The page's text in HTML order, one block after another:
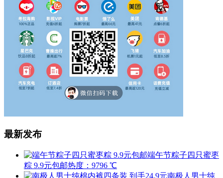
最新发布
端午节粽子四只蜜枣
粽 9.9元包邮热度：9796 ℃
南极人男士纯